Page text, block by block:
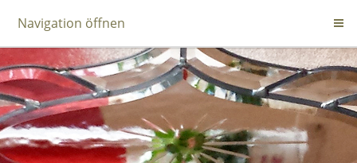
Navigation öffnen